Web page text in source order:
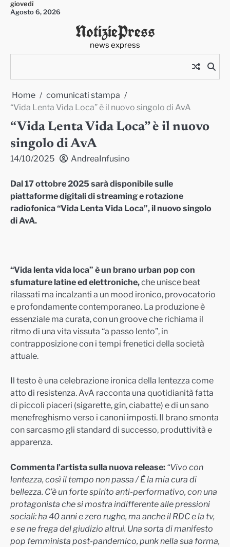
Skipgiovedì
Agosto 6, 2026
NotiziePress
news express
Home
comunicati stampa
“Vida Lenta Vida Loca” è il nuovo singolo di AvA
“Vida Lenta Vida Loca” è il nuovo
singolo di AvA
14/10/2025 AndreaInfusino
Dal 17 ottobre 2025 sarà disponibile sulle
piattaforme digitali di streaming e rotazione
radiofonica “Vida Lenta Vida Loca”, il nuovo singolo
di AvA.
“Vida lenta vida loca” è un brano urban pop con
sfumature latine ed elettroniche,che unisce beat
rilassati ma incalzanti a un mood ironico, provocatorio
e profondamente contemporaneo. La produzione è
essenziale ma curata, con un groove che richiama il
ritmo di una vita vissuta “a passo lento”, in
contrapposizione con i tempi frenetici della società
attuale.
Il testo è una celebrazione ironica della lentezza come
atto di resistenza. AvA racconta una quotidianità fatta
di piccoli piaceri (sigarette, gin, ciabatte) e di un sano
menefreghismo verso i canoni imposti. Il brano smonta
con sarcasmo gli standard di successo, produttività e
apparenza.
Commenta l’artista sulla nuova release: “Vivo con
lentezza, così il tempo non passa / È la mia cura di
bellezza. C’è un forte spirito anti-performativo, con una
protagonista che si mostra indifferente alle pressioni
sociali: ha 40 anni e zero rughe, ma anche il RDC e la tv,
e se ne frega del giudizio altrui. Una sorta di manifesto
pop femminista post-pandemico, punk nella sua forma,